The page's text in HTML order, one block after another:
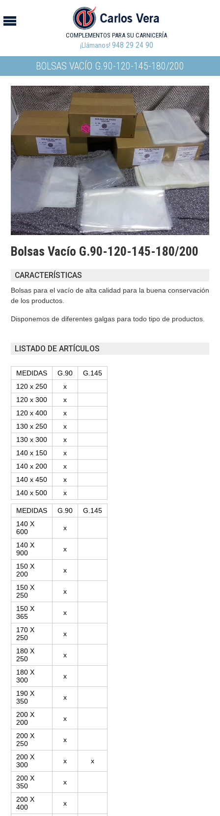
COMPLEMENTOS PARA SU CARNICERÍA
¡Llámanos! 948 29 24 90
BOLSAS VACÍO G.90-120-145-180/200
Bolsas Vacío G.90-120-145-180/200
CARACTERÍSTICAS
Bolsas para el vacío de alta calidad para la buena conservación
de los productos.
Disponemos de diferentes galgas para todo tipo de productos.
LISTADO DE ARTÍCULOS
MEDIDAS G.90
G.145
120 x 250
x
120 x 300
x
120 x 400
x
130 x 250
x
130 x 300
x
140 x 150
x
140 x 200
x
140 x 450
x
140 x 500
x
MEDIDAS G.90
G.145
140 X
600
x
140 X
900
x
150 X
200
x
150 X
250
x
150 X
365
x
170 X
250
x
180 X
250
x
180 X
300
x
190 X
350
x
200 X
200
x
200 X
250
x
200 X
300
x x
200 X
350
x
200 X
400
x